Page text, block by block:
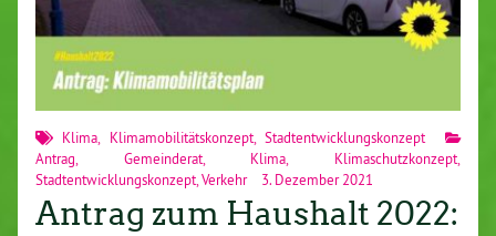
Klima Klimamobilitätskonzept, Stadtentwicklungskonzept
Antrag
Gemeinderat, Klima Klimaschutzkonzept
Stadtentwicklungskonzept Verkehr 3. Dezember 2021
Antrag zum Haushalt 2022: